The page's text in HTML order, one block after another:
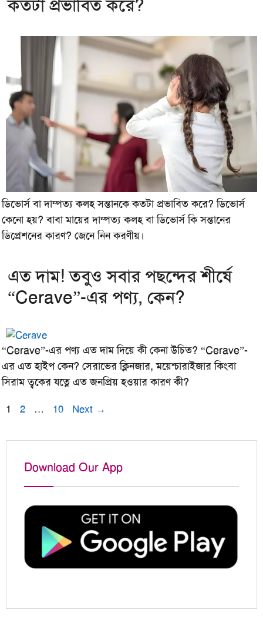
কতটা প্রভাবিত করে?
ডিভোর্স বা দাম্পত্য কলহ সন্তানকে কতটা প্রভাবিত করে? ডিভোর্স
কেনো হয়? বাবা মায়ের দাম্পত্য কলহ বা ডিভোর্স কি সন্তানের
ডিপ্রেশনের কারণ? জেনে নিন করণীয়।
এত দাম! তবুও সবার পছন্দের শীর্ষে
“Cerave”-এর পণ্য, কেন?
“Cerave”-এর পণ্য এত দাম দিয়ে কী কেনা উচিত? “Cerave”-
এর এত হাইপ কেন? সেরাভের ক্লিনজার, ময়েশ্চারাইজার কিংবা
সিরাম ত্বকের যত্নে এত জনপ্রিয় হওয়ার কারণ কী?
Page
1 Page
2 … Page
10 Next →
Download Our App